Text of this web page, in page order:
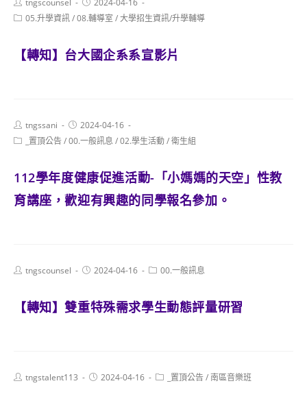
author:
tngscounsel
published:
2024-04-16
Post05.升學資訊/08.輔導室 /大學招生資訊/升學輔導
【轉知】台大國企系系宣影片
Post
author:
tngssani
Post
published:
2024-04-16
Post _置頂公告/00.一般訊息 /02.學生活動/衛生組
112學年度健康促進活動-「小媽媽的天空」性教
育講座，歡迎有興趣的同學報名參加。
Posttngscounsel
Post2024-04-16
Post00.一般訊息
【轉知】雙重特殊需求學生動態評量研習
Posttngstalent113
Post2024-04-16
Post _置頂公告/南區音樂班